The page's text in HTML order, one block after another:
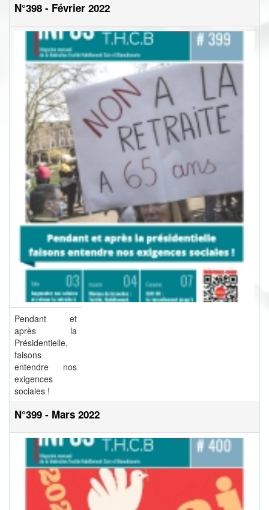
N°398 - Février 2022
Pendant et
après la
Présidentielle,
faisons
entendre nos
exigences
sociales !
N°399 - Mars 2022